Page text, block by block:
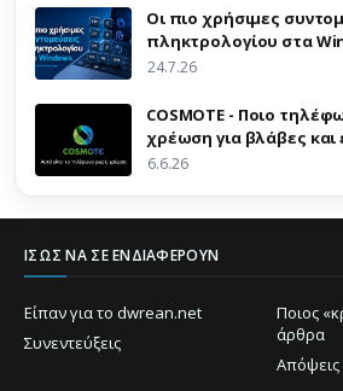
Οι πιο χρήσιμες
πληκτρολογίου στα
24.7.26
COSMOTE - Ποιο
χρέωση για βλάβες
6.6.26
ΊΣΩΣ ΝΑ ΣΕ ΕΝΔΙΑΦΈΡΟΥΝ
Είπαν για το dwrean.net
Ποιος
άρθρα
Συνεντεύξεις